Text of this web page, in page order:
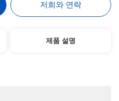
저희와 연락
제품 설명